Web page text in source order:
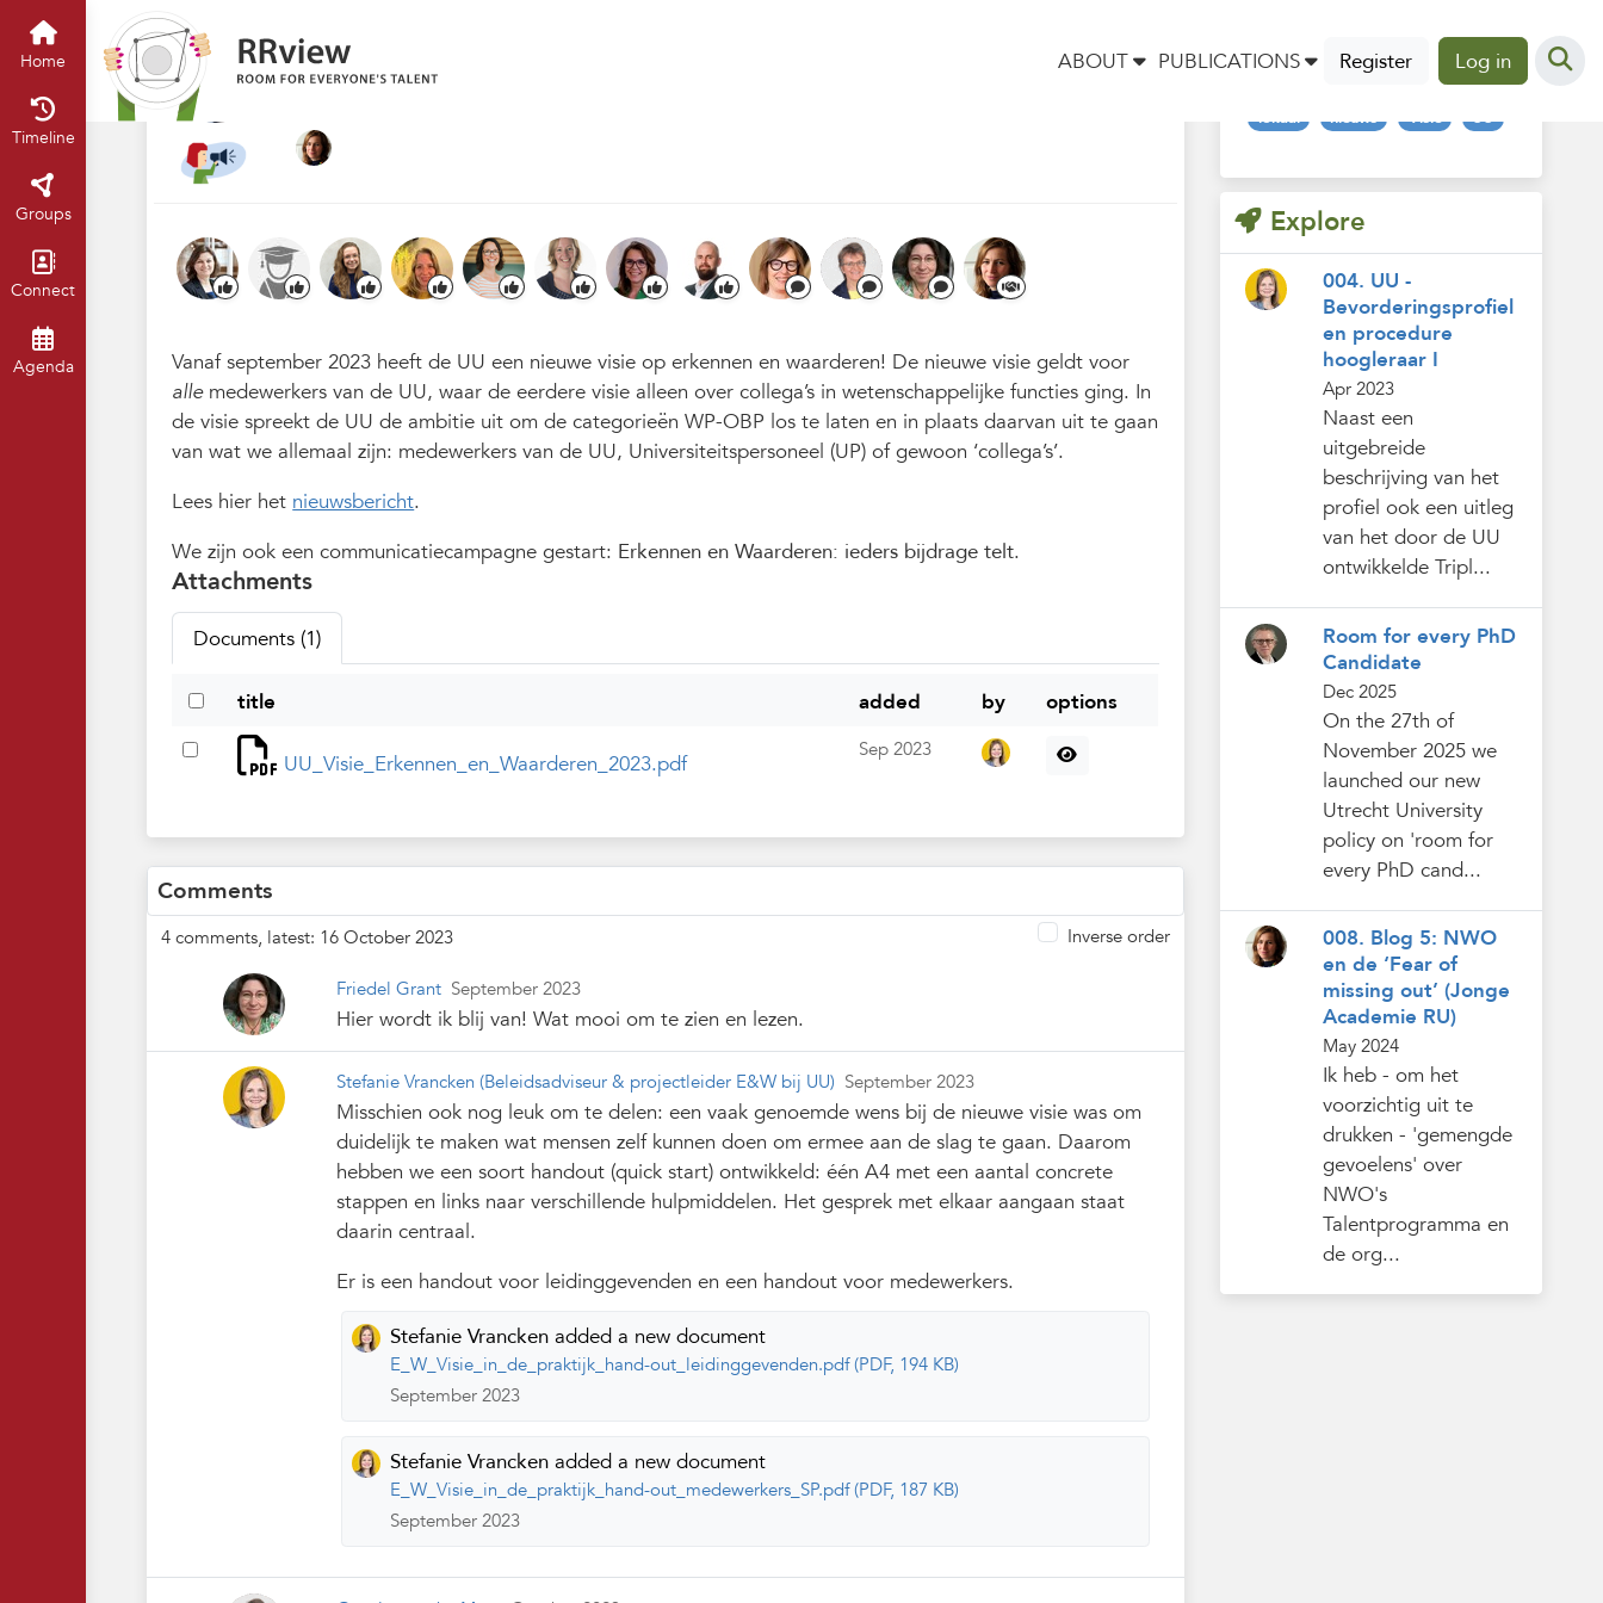
ABOUT PUBLICATIONS Register Log in
Home
Timeline
Groups
Connect
Agenda
001. E&W visie
Sep 2023 Stefanie Vrancken
Vanaf september 2023 heeft de UU een nieuwe visie op erkennen en waarderen! De nieuwe visie geldt voor
allemedewerkers van de UU, waar de eerdere visie alleen over collega’s in wetenschappelijke functies ging. In
de visie spreekt de UU de ambitie uit om de categorieën WP-OBP los te laten en in plaats daarvan uit te gaan
van wat we allemaal zijn: medewerkers van de UU, Universiteitspersoneel (UP) of gewoon ‘collega’s’.
Lees hier het nieuwsbericht.
We zijn ook een communicatiecampagne gestart: Erkennen en Waarderen: ieders bijdrage telt.
Attachments
Documents (1)
title added by options
UU_Visie_Erkennen_en_Waarderen_2023.pdf
Sep 2023
Comments
4 comments, latest: 16 October 2023 Inverse order
Friedel Grant September 2023
Hier wordt ik blij van! Wat mooi om te zien en lezen.
Stefanie Vrancken (Beleidsadviseur & projectleider E&W bij UU) September 2023
Misschien ook nog leuk om te delen: een vaak genoemde wens bij de nieuwe visie was om
duidelijk te maken wat mensen zelf kunnen doen om ermee aan de slag te gaan. Daarom
hebben we een soort handout (quick start) ontwikkeld: één A4 met een aantal concrete
stappen en links naar verschillende hulpmiddelen. Het gesprek met elkaar aangaan staat
daarin centraal.
Er is een handout voor leidinggevenden en een handout voor medewerkers.
Stefanie Vrancken added a new document
E_W_Visie_in_de_praktijk_hand-out_leidinggevenden.pdf (PDF, 194 KB)
September 2023
Stefanie Vrancken added a new document
E_W_Visie_in_de_praktijk_hand-out_medewerkers_SP.pdf (PDF, 187 KB)
September 2023
Tags
lokaal nieuws Visie UU
Explore
004. UU -
Bevorderingsprofiel
en procedure
hoogleraar I
Apr 2023
Naast een
uitgebreide
beschrijving van het
profiel ook een uitleg
van het door de UU
ontwikkelde Tripl...
Room for every PhD
Candidate
Dec 2025
On the 27th of
November 2025 we
launched our new
Utrecht University
policy on 'room for
every PhD cand...
008. Blog 5: NWO
en de ‘Fear of
missing out’ (Jonge
Academie RU)
May 2024
Ik heb - om het
voorzichtig uit te
drukken - 'gemengde
gevoelens' over
NWO's
Talentprogramma en
de org...